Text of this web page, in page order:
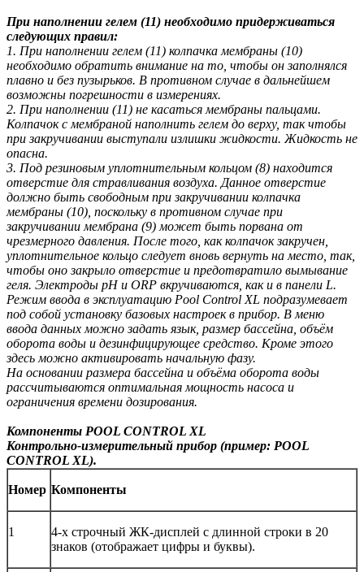
При наполнении гелем (11) необходимо придерживаться
следующих правил:
1. При наполнении гелем (11) колпачка мембраны (10)
необходимо обратить внимание на то, чтобы он заполнялся
плавно и без пузырьков. В противном случае в дальнейшем
возможны погрешности в измерениях.
2. При наполнении (11) не касаться мембраны пальцами.
Колпачок с мембраной наполнить гелем до верху, так чтобы
при закручивании выступали излишки жидкости. Жидкость не
опасна.
3. Под резиновым уплотнительным кольцом (8) находится
отверстие для стравливания воздуха. Данное отверстие
должно быть свободным при закручивании колпачка
мембраны (10), поскольку в противном случае при
закручивании мембрана (9) может быть порвана от
чрезмерного давления. После того, как колпачок закручен,
уплотнительное кольцо следует вновь вернуть на место, так,
чтобы оно закрыло отверстие и предотвратило вымывание
геля. Электроды рН и ORP вкручиваются, как и в панели L.
Режим ввода в эксплуатацию Pool Control XL подразумевает
под собой установку базовых настроек в прибор. В меню
ввода данных можно задать язык, размер бассейна, объём
оборота воды и дезинфицирующее средство. Кроме этого
здесь можно активировать начальную фазу.
На основании размера бассейна и объёма оборота воды
рассчитываются оптимальная мощность насоса и
ограничения времени дозирования.
Компоненты POOL CONTROL XL
Контрольно-измерительный прибор (пример: POOL
CONTROL XL).
Номер Компоненты
1
4-х строчный ЖК-дисплей с длинной строки в 20
знаков (отображает цифры и буквы).